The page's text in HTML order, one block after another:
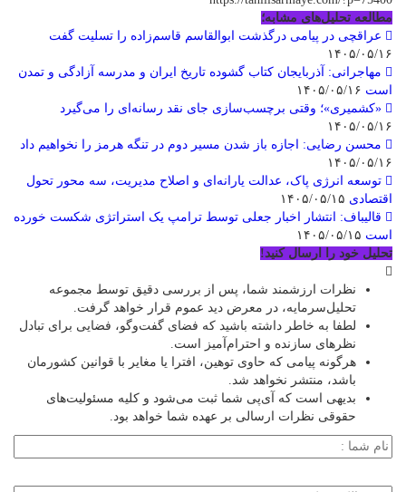
مطالعه تحلیل‌های مشابه؛
عراقچی در پیامی درگذشت ابوالقاسم قاسم‌زاده را تسلیت گفت
۱۴۰۵/۰۵/۱۶
مهاجرانی: آذربایجان کتاب گشوده تاریخ ایران و مدرسه آزادگی و تمدن
است
«کشمیری»؛ وقتی برچسب‌سازی جای نقد رسانه‌ای را می‌گیرد
۱۴۰۵/۰۵/۱۶
محسن رضایی: اجازه باز شدن مسیر دوم در تنگه هرمز را نخواهیم داد
۱۴۰۵/۰۵/۱۶
توسعه انرژی پاک، عدالت یارانه‌ای و اصلاح مدیریت، سه محور تحول
اقتصادی
قالیباف: انتشار اخبار جعلی توسط ترامپ یک استراتژی شکست خورده
است
تحلیل خود را ارسال کنید!
نظرات ارزشمند شما، پس از بررسی دقیق توسط مجموعه
تحلیل‌سرمایه، در معرض دید عموم قرار خواهد گرفت.
لطفا به خاطر داشته باشید که فضای گفت‌وگو، فضایی برای تبادل
نظرهای سازنده و احترام‌آمیز است.
هرگونه پیامی که حاوی توهین، افترا یا مغایر با قوانین کشورمان
باشد، منتشر نخواهد شد.
بدیهی است که آی‌پی شما ثبت می‌شود و کلیه مسئولیت‌های
حقوقی نظرات ارسالی بر عهده شما خواهد بود.